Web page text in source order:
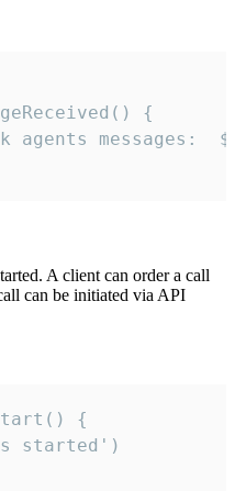
{
A client can order a call
can be initiated via API
{
started')